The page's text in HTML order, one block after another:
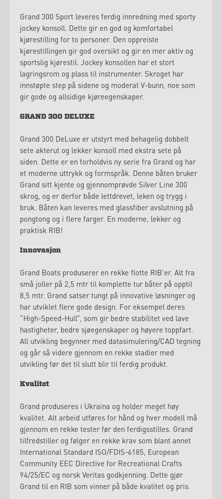
Grand 300 Sport leveres ferdig innredning med sporty
jockey konsoll. Dette gir en god og komfortabel
kjørestilling for to personer. Den oppreiste
kjørestillingen gir god oversikt og gir en mer aktiv og
sportslig kjørestil. Jockey konsollen har et stort
lagringsrom og plass til instrumenter. Skroget har
innstøpte step på sidene og moderat V-bunn, noe som
gir gode og allsidige kjøreegenskaper.
GRAND 300 DELUXE
Grand 300 DeLuxe er utstyrt med behagelig dobbelt
sete akterut og lekker konsoll med ekstra sete på
siden. Dette er en forholdvis ny serie fra Grand og har
et moderne uttrykk og formspråk. Denne båten bruker
Grand sitt kjente og gjennomprøvde Silver Line 300
skrog, og er derfor både lettdrevet, leken og trygg i
bruk. Båten kan leveres med glassfiber avslutning på
pongtong og i flere farger. En moderne, lekker og
praktisk RIB!
Innovasjon
Grand Boats produserer en rekke flotte RIB’er. Alt fra
små joller på 2,5 mtr til komplette tur båter på opptil
8,5 mtr. Grand satser tungt på innovative løsninger og
har utviklet flere gode design. For eksempel deres
“High-Speed-Hull”, som gir bedre stabilitet ved lave
hastigheter, bedre sjøegenskaper og høyere toppfart.
All utvikling begynner med datasimulering/CAD tegning
og går så videre gjennom en rekke stadier med
utvikling før det til slutt blir til ferdig produkt.
Kvalitet
Grand produseres i Ukraina og holder meget høy
kvalitet. Alt arbeid utføres for hånd og hver modell må
gjennom en rekke tester før den ferdigsstilles. Grand
tilfredstiller og følger en rekke krav som blant annet
International Standard ISO/FDIS-6185, European
Community EEC Directive for Recreational Crafts
94/25/EC og norsk Veritas godkjenning. Dette gjør
Grand til en RIB som vinner på både kvalitet og pris.